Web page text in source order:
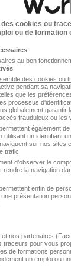
cookies ou
ou de
au bon
des cookies ou
pendant sa
que les
processus
globalement garantir
frauduleux ou les
également
utilisant un identifiant
sur nos sites
trafic.
d’observer le
rendre la navigation
enfin de
présentation
et nos partenaires
traceurs pour vous
de formations
un emploi ou